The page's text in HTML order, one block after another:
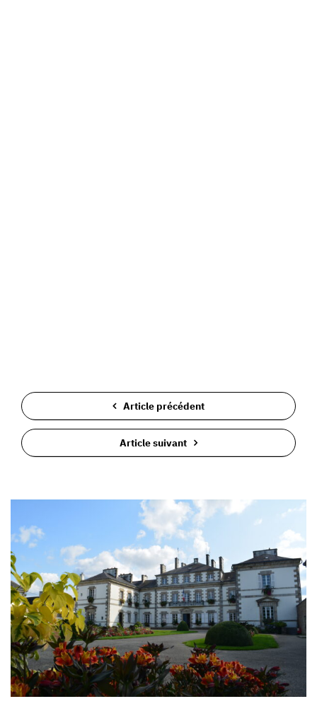
Article précédent
Article suivant